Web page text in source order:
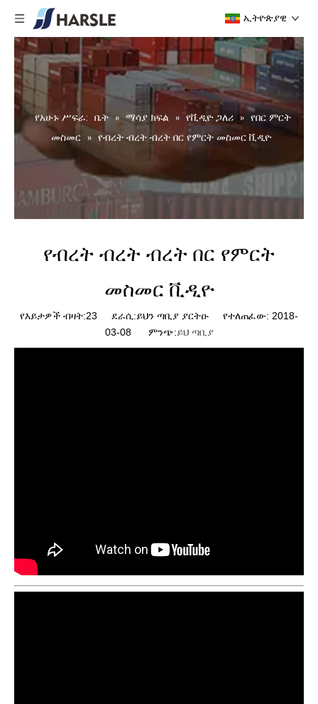
ኢትዮጵያዊ
የአሁኑ ሥፍራ: ቤት » ማሳያ ክፍል » የቪዲዮ ጋለሪ » የበር ምርት
መስመር » የብረት ብረት ብረት በር የምርት መስመር ቪዲዮ
የብረት ብረት ብረት በር የምርት
መስመር ቪዲዮ
የእይታዎች ብዛት:23 ደራሲ:ይህን ጣቢያ ያርትዑ የተለጠፈው: 2018-
03-08 ምንጭ:ይህ ጣቢያ